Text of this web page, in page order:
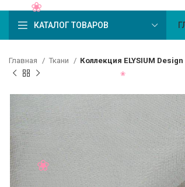
КАТАЛОГ ТОВАРОВ
Главная Ткани Коллекция ELYSIUM